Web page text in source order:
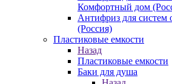
Комфортный дом
Антифриз для систем
(Россия)
Пластиковые емкости
Назад
Пластиковые емкости
Баки для душа